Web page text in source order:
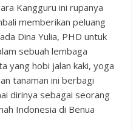
Kangguru ini rupanya
memberikan peluang
Dina Yulia, PHD untuk
sebuah lembaga
yang hobi jalan kaki, yoga
tanaman ini berbagi
dirinya sebagai seorang
Indonesia di Benua